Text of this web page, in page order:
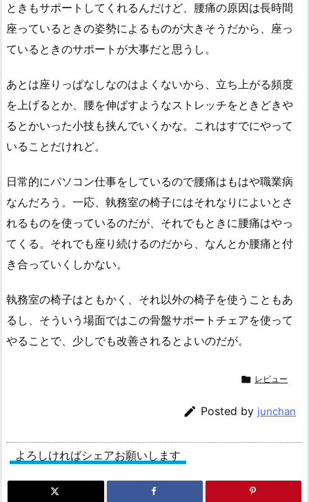
ときもサポートしてくれるんだけど、腰痛の原因は長時間
座っているときの姿勢によるものが大きそうだから、座っ
ているときのサポートが大事だと思うし。
あとは座りっぱなしなのはよくないから、立ち上がる頻度
を上げるとか、腰を伸ばすようなストレッチをときどきや
るとかいった小技も挟んでいくかな。これはすでにやって
いることだけれど。
日常的にパソコン仕事をしているので腰痛はもはや職業病
なんだろう。一応、執務室の椅子にはそれなりによいとさ
れるものを使っているのだが、それでもときに腰痛はやっ
てくる。それでも座り続けるのだから、なんとか腰痛と付
き合っていくしかない。
執務室の椅子はともかく、それ以外の椅子を使うこともあ
るし、そういう場面ではこの骨盤サポートチェアを使って
やることで、少しでも改善されるとよいのだが。
 レビュー
 Posted by junchan
よろしければシェアお願いします